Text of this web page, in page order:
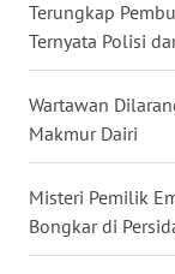
Terungkap
Ternyata Polisi
Wartawan
Makmur Dairi
Misteri Pemilik
Bongkar di
WN
NUSANTARA
WN
JOGJA
WN
JATIM